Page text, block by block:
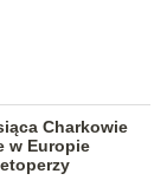
Charkowie
w Europie